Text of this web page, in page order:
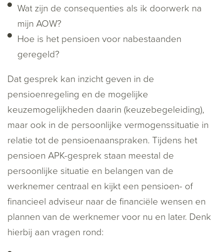
Wat zijn de consequenties als ik doorwerk na
mijn AOW?
Hoe is het pensioen voor nabestaanden
geregeld?
Dat gesprek kan inzicht geven in de
pensioenregeling en de mogelijke
keuzemogelijkheden daarin (keuzebegeleiding),
maar ook in de persoonlijke vermogenssituatie in
relatie tot de pensioenaanspraken. Tijdens het
pensioen APK-gesprek staan meestal de
persoonlijke situatie en belangen van de
werknemer centraal en kijkt een pensioen- of
financieel adviseur naar de financiële wensen en
plannen van de werknemer voor nu en later. Denk
hierbij aan vragen rond: